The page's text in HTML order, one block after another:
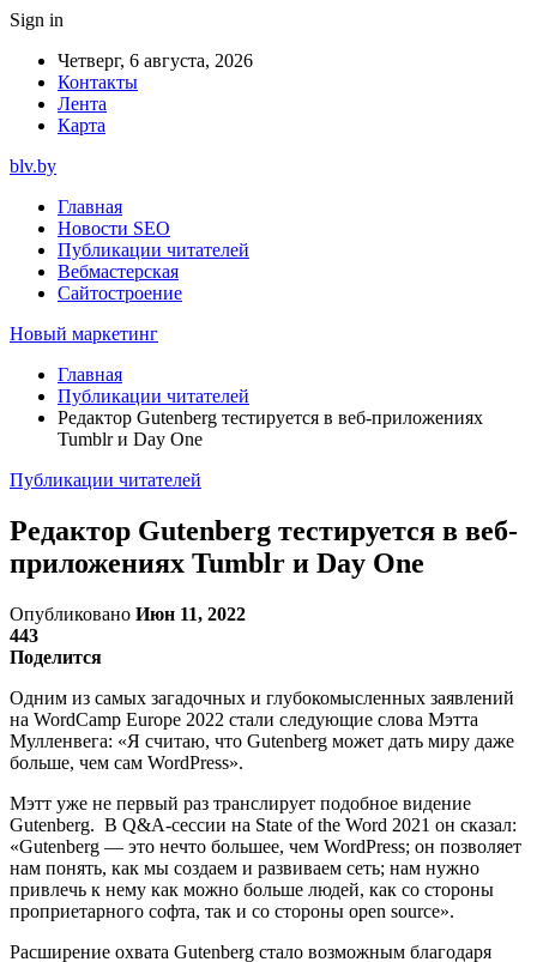
Sign in
Четверг, 6 августа, 2026
Контакты
Лента
Карта
blv.by
Главная
Новости SEO
Публикации читателей
Вебмастерская
Сайтостроение
Новый маркетинг
Главная
Публикации читателей
Редактор Gutenberg тестируется в веб-приложениях
Tumblr и Day One
Публикации читателей
Редактор Gutenberg тестируется в веб-
приложениях Tumblr и Day One
Опубликовано Июн 11, 2022
443
Поделится
Одним из самых загадочных и глубокомысленных заявлений
на WordCamp Europe 2022 стали следующие слова Мэтта
Мулленвега: «Я считаю, что Gutenberg может дать миру даже
больше, чем сам WordPress».
Мэтт уже не первый раз транслирует подобное видение
Gutenberg. В Q&A-сессии на State of the Word 2021 он сказал:
«Gutenberg — это нечто большее, чем WordPress; он позволяет
нам понять, как мы создаем и развиваем сеть; нам нужно
привлечь к нему как можно больше людей, как со стороны
проприетарного софта, так и со стороны open source».
Расширение охвата Gutenberg стало возможным благодаря